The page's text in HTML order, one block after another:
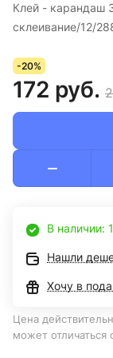
Клей - карандаш
склеивание/12/
-20%
172 руб.
В наличии:
Нашли
Хочу в
Цена
может отличаться